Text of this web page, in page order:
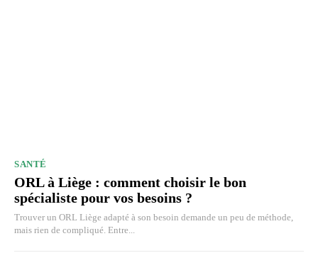
SANTÉ
ORL à Liège : comment choisir le bon
spécialiste pour vos besoins ?
Trouver un ORL Liège adapté à son besoin demande un peu de méthode,
mais rien de compliqué. Entre...